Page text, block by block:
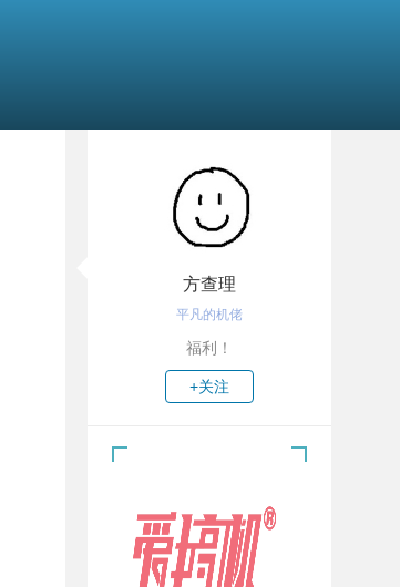
方查理
平凡的机佬
福利！
+关注